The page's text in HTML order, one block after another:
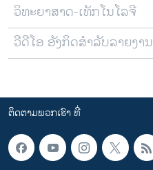
ວິທະຍາສາດ-ເທັກໂນໂລຈີ
ວີດີໂອ ອັງກິດສຳລັບລາຍງານ
ຕິດຕາມພວກເຮົາ ທີ່